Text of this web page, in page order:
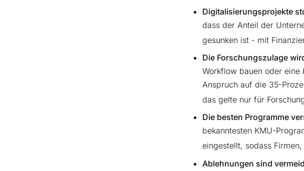
Digitalisierungsprojekte
dass der Anteil der
gesunken ist - mit
Die Forschungszulage
Workflow bauen oder eine
Anspruch auf die 35-
das gelte nur für
Die besten Programme
bekanntesten KMU-
eingestellt, sodass
Ablehnungen sind